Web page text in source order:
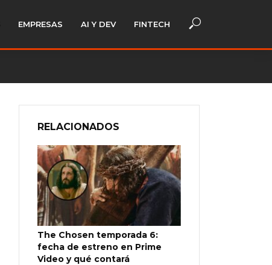
EMPRESAS AI Y DEV FINTECH
RELACIONADOS
The Chosen temporada 6:
fecha de estreno en Prime
Video y qué contará